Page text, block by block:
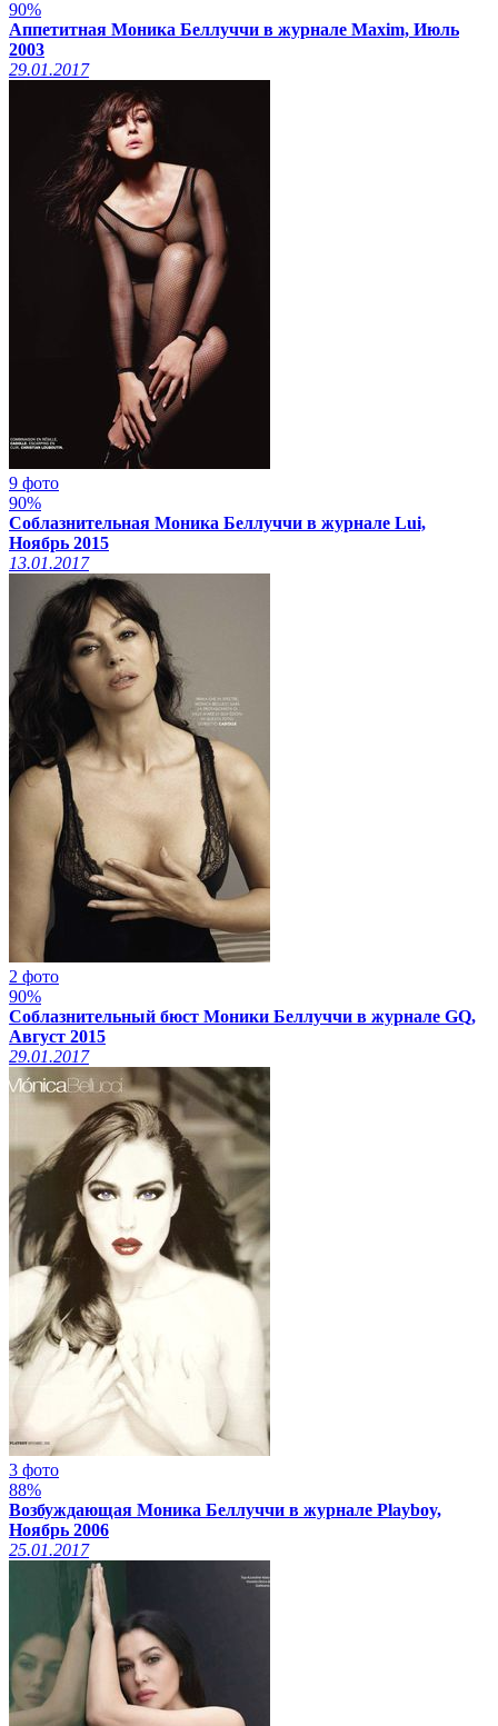
90%
Аппетитная Моника Беллуччи в журнале Maxim, Июль
2003
29.01.2017
9 фото
90%
Соблазнительная Моника Беллуччи в журнале Lui,
Ноябрь 2015
13.01.2017
2 фото
90%
Соблазнительный бюст Моники Беллуччи в журнале GQ,
Август 2015
29.01.2017
3 фото
88%
Возбуждающая Моника Беллуччи в журнале Playboy,
Ноябрь 2006
25.01.2017